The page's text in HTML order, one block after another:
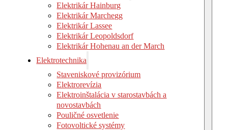
Elektrikár Hainburg
Elektrikár Marchegg
Elektrikár Lassee
Elektrikár Leopoldsdorf
Elektrikár Hohenau an der March
Elektrotechnika
Staveniskové provizórium
Elektrorevízia
Elektroinštalácia v starostavbách a
novostavbách
Pouličné osvetlenie
Fotovoltické systémy